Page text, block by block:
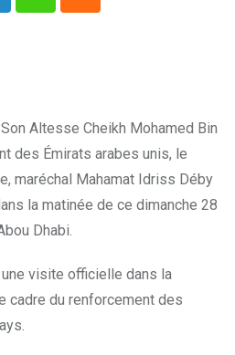
Altesse Cheikh Mohamed Bin
des Émirats arabes unis, le
maréchal Mahamat Idriss Déby
la matinée de ce dimanche 28
Dhabi.
visite officielle dans la
cadre du renforcement des